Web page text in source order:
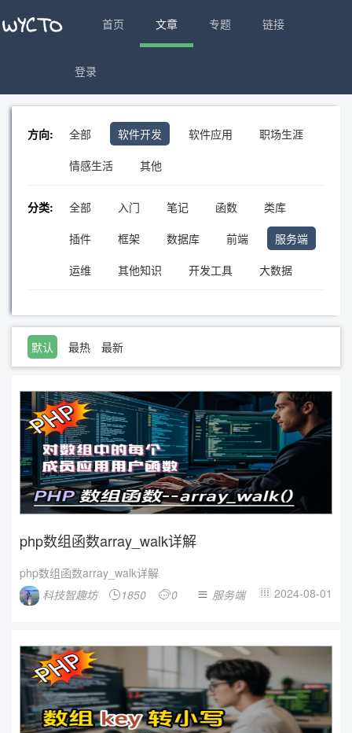
首页 文章 专题 链接
登录
方向: 全部 软件开发 软件应用
职场生涯
情感生活
其他
分类: 全部 入门 笔记 函数
类库
插件
框架 数据库 前端
服务端
运维
其他知识 开发工具 大数据
默认 最热 最新
php数组函数array_walk详解
php数组函数array_walk详解
科技智趣坊
1850 0  服务端  2024-08-01